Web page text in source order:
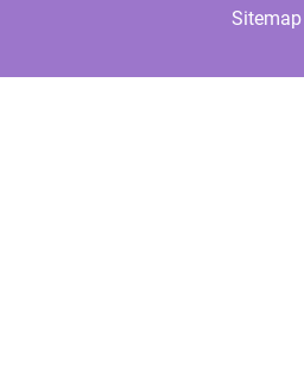
Sitemap